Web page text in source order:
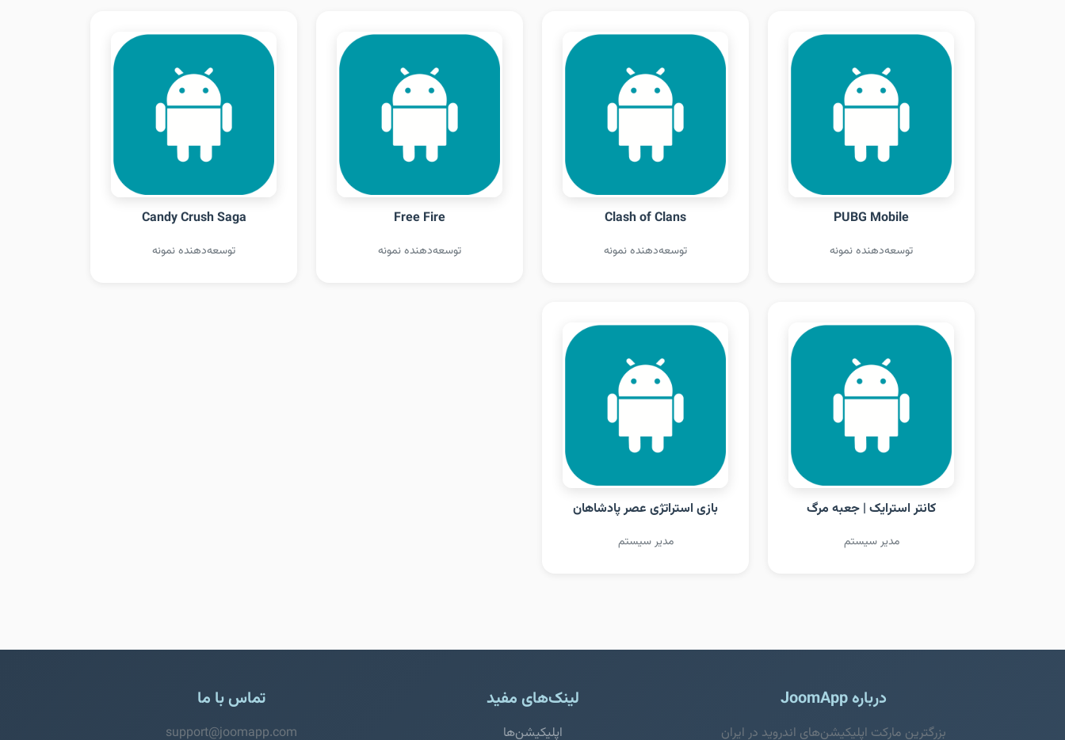
PUBG Mobile
توسعه‌دهنده نمونه
Clash of Clans
توسعه‌دهنده نمونه
Free Fire
توسعه‌دهنده نمونه
Candy Crush Saga
توسعه‌دهنده نمونه
کانتر استرایک | جعبه مرگ
مدیر سیستم
بازی استراتژی عصر پادشاهان
مدیر سیستم
درباره JoomApp
بزرگترین مارکت اپلیکیشن‌های اندروید در ایران
لینک‌های مفید
اپلیکیشن‌ها
تماس با ما
support@joomapp.com